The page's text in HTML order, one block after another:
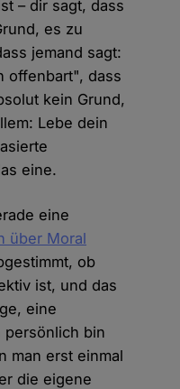
– dir sagt, dass
es zu
jemand sagt:
offenbart", dass
kein Grund,
Lebe dein
eine.
eine
über Moral
ob
ist, und das
eine
persönlich bin
man erst einmal
die eigene